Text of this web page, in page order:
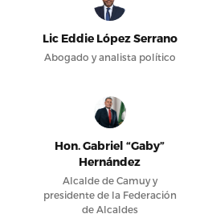
Lic Eddie López Serrano
Abogado y analista político
Hon. Gabriel “Gaby”
Hernández
Alcalde de Camuy y
presidente de la Federación
de Alcaldes